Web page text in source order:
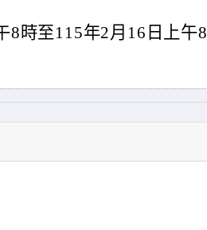
8時至115年2月16日上午8